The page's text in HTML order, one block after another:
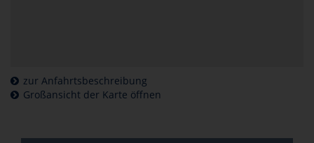
zur Anfahrtsbeschreibung
Großansicht der Karte öffnen